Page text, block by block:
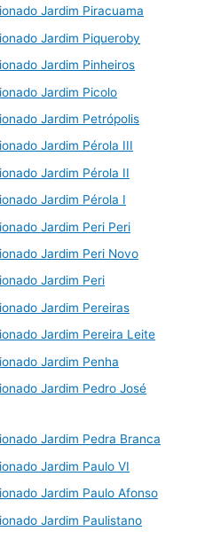
Jardim Piracuama
Jardim Piqueroby
Jardim Pinheiros
Jardim Picolo
Jardim Petrópolis
Jardim Pérola III
Jardim Pérola II
Jardim Pérola I
Jardim Peri Peri
Jardim Peri Novo
Jardim Peri
Jardim Pereiras
Jardim Pereira Leite
Jardim Penha
Jardim Pedro José
Jardim Pedra Branca
Jardim Paulo VI
Jardim Paulo Afonso
Jardim Paulistano